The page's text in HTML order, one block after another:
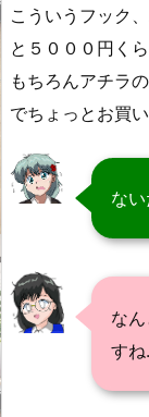
こういうフック
と５０００円くら
もちろんアチラ
でちょっとお買
な
な
す